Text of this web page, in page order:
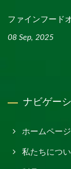
ファインフード
08 Sep, 2025
ナビゲー
ホームページ
私たちにつ